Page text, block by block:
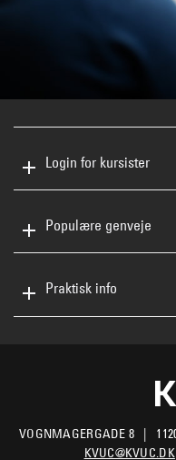
Login for kursister
Populære genveje
Praktisk info
VOGNMAGERGADE 8
KVUC@KVUC.DK